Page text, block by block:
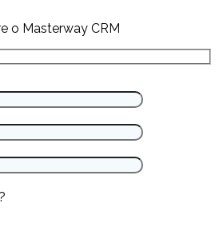
o Masterway CRM